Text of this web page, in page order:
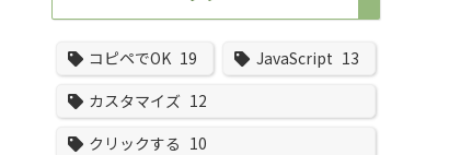
コピペでOK 19 JavaScript 13
カスタマイズ 12
クリックする 10